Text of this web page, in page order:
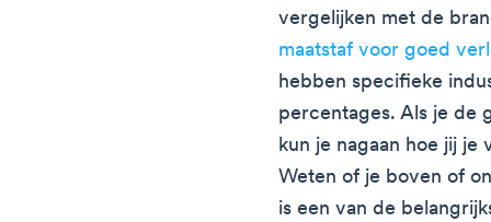
vergelijken met de
maatstaf voor goed
hebben specifieke
percentages. Als je de
kun je nagaan hoe jij
Weten of je boven of
is een van de